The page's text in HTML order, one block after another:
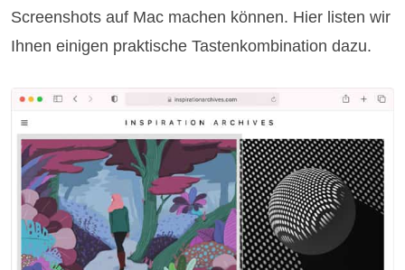
Screenshots auf Mac machen können. Hier listen wir
Ihnen einigen praktische Tastenkombination dazu.